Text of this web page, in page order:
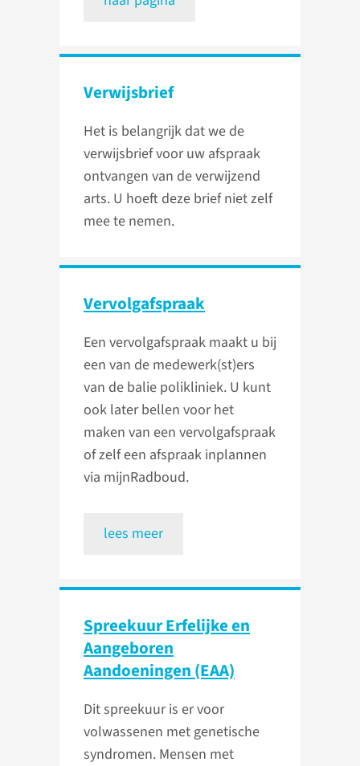
Verwijsbrief
Het is belangrijk dat we de
verwijsbrief voor uw afspraak
ontvangen van de verwijzend
arts. U hoeft deze brief niet zelf
mee te nemen.
Vervolgafspraak
Een vervolgafspraak maakt u bij
een van de medewerk(st)ers
van de balie polikliniek. U kunt
ook later bellen voor het
maken van een vervolgafspraak
of zelf een afspraak inplannen
via mijnRadboud.
lees meer
Spreekuur Erfelijke en
Aangeboren
Aandoeningen (EAA)
Dit spreekuur is er voor
volwassenen met genetische
syndromen. Mensen met